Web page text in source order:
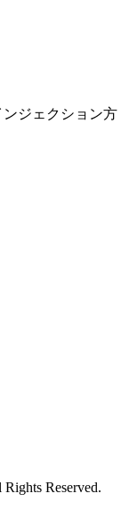
ジェクション方
Reserved.